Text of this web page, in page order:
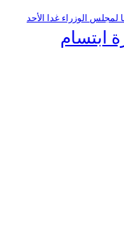
الوزراء غدا الأحد
ابتسام